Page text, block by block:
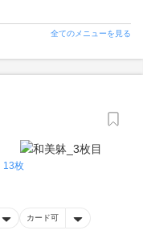
全てのメニューを見る
13枚
カード可